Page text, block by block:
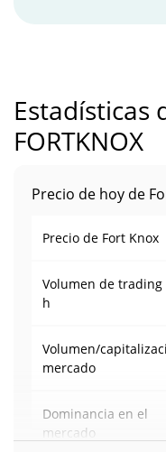
Estadísticas
FORTKNOX
Precio de hoy de
Precio de Fort Knox
Volumen de trading
h
Volumen/
mercado
Dominancia en el
mercado